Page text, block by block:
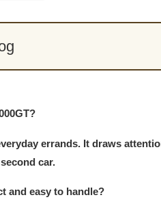
errands. It draws
car.
and easy to handle?